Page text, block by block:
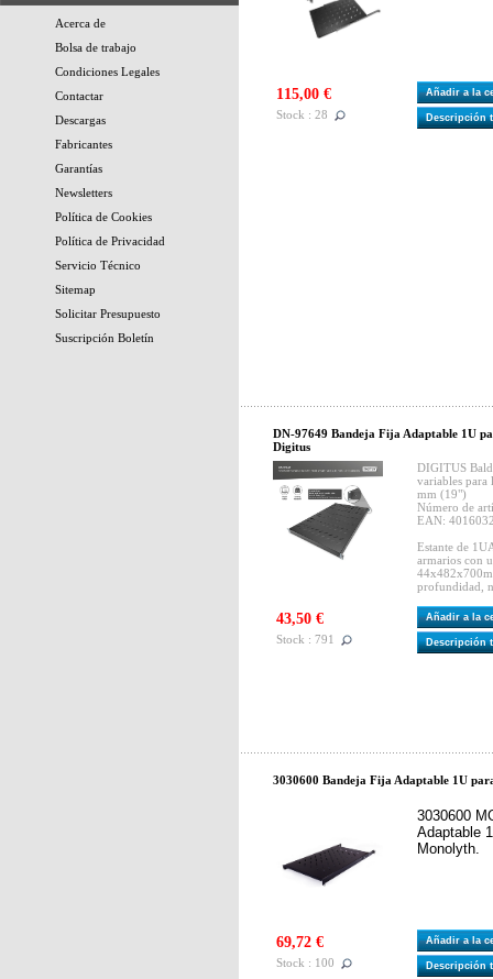
Acerca de
Bolsa de trabajo
Condiciones Legales
Contactar
Descargas
Fabricantes
Garantías
Newsletters
Política de Cookies
Política de Privacidad
Servicio Técnico
Sitemap
Solicitar Presupuesto
Suscripción Boletín
115,00 €
Stock : 28
Añadir a la
Descripción
DN-97649 Bandeja Fija Adaptable 1U
Digitus
DIGITUS
variables para
mm (19")
Número de
EAN:
Estante de
armarios con
profundidad,
43,50 €
Stock : 791
Añadir a la
Descripción
3030600 Bandeja Fija Adaptable 1U
3030600
Adaptable
Monolyth.
69,72 €
Stock : 100
Añadir a la
Descripción